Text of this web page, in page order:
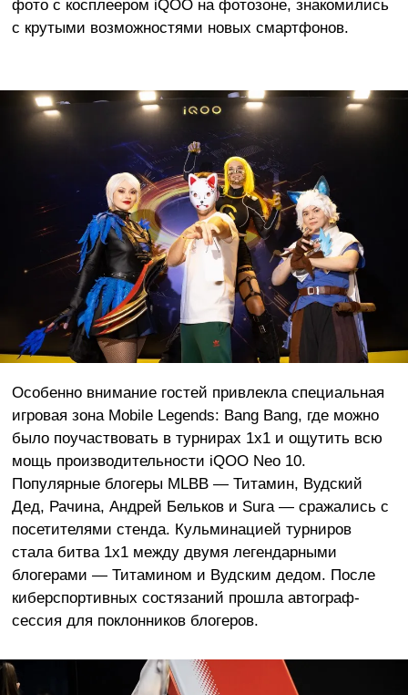
фото с косплеером iQOO на фотозоне, знакомились
с крутыми возможностями новых смартфонов.
Особенно внимание гостей привлекла специальная
игровая зона Mobile Legends: Bang Bang, где можно
было поучаствовать в турнирах 1х1 и ощутить всю
мощь производительности iQOO Neo 10.
Популярные блогеры MLBB — Титамин, Вудский
Дед, Рачина, Андрей Бельков и Sura — сражались с
посетителями стенда. Кульминацией турниров
стала битва 1х1 между двумя легендарными
блогерами — Титамином и Вудским дедом. После
киберспортивных состязаний прошла автограф-
сессия для поклонников блогеров.